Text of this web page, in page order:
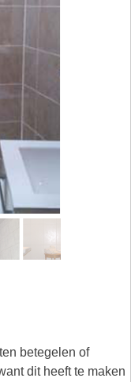
betegelen of
dit heeft te maken